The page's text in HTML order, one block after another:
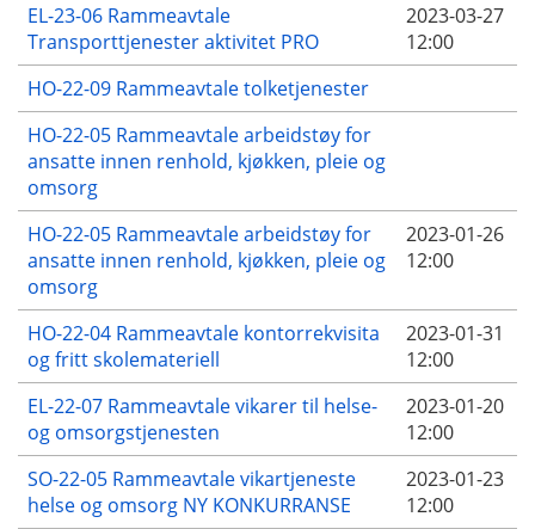
EL-23-06 Rammeavtale
Transporttjenester aktivitet PRO
2023-03-27
12:00
HO-22-09 Rammeavtale tolketjenester
HO-22-05 Rammeavtale arbeidstøy for
ansatte innen renhold, kjøkken, pleie og
omsorg
HO-22-05 Rammeavtale arbeidstøy for
ansatte innen renhold, kjøkken, pleie og
omsorg
2023-01-26
12:00
HO-22-04 Rammeavtale kontorrekvisita
og fritt skolemateriell
2023-01-31
12:00
EL-22-07 Rammeavtale vikarer til helse-
og omsorgstjenesten
2023-01-20
12:00
SO-22-05 Rammeavtale vikartjeneste
helse og omsorg NY KONKURRANSE
2023-01-23
12:00